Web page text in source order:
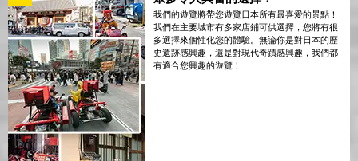
我們的遊覽將帶您遊覽日本所有最喜愛的景點！
我們在主要城市有多家店鋪可供選擇，您將有很
多選擇來個性化您的體驗。無論你是對日本的歷
史遺跡感興趣，還是對現代奇蹟感興趣，我們都
有適合您興趣的遊覽！